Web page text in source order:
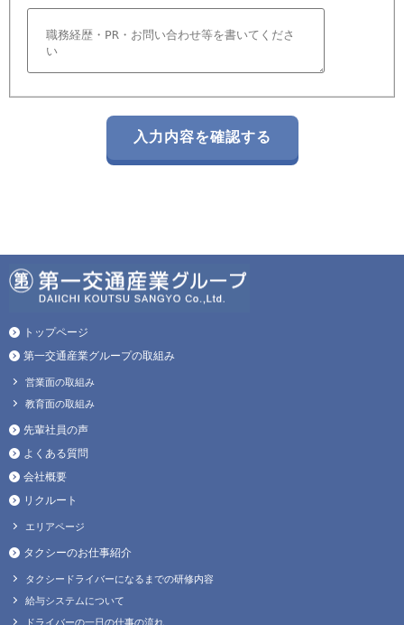
トップページ
第一交通産業グループの取組み
営業面の取組み
教育面の取組み
先輩社員の声
よくある質問
会社概要
リクルート
エリアページ
タクシーのお仕事紹介
タクシードライバーになるまでの研修内容
給与システムについて
ドライバーの一日の仕事の流れ